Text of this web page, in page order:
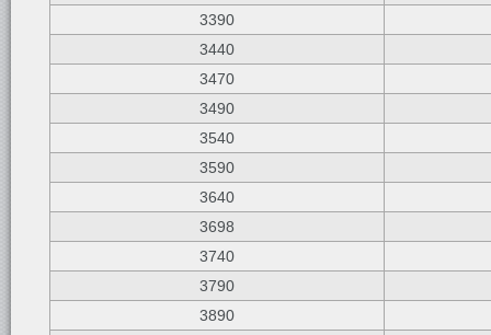
3390
3440
3470
3490
3540
3590
3640
3698
3740
3790
3890